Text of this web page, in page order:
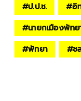
#ป.ป.ช. #อิ
#นายกเมืองพัทย
#พัทยา #ช